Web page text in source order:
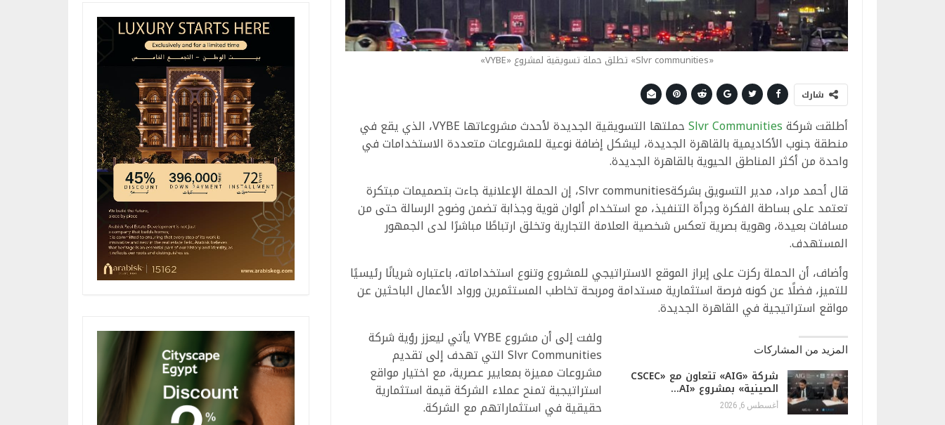
«Slvr communities» تطلق حملة تسويقية لمشروع «VYBE»
شارك
أطلقت شركة
حملتها التسويقية الجديدة لأحدث مشروعاتها VYBE، الذي يقع في
منطقة جنوب الأكاديمية بالقاهرة الجديدة، ليشكل إضافة نوعية للمشروعات متعددة الاستخدامات في
واحدة من أكثر المناطق الحيوية بالقاهرة الجديدة.
قال أحمد مراد، مدير التسويق بشركةSlvr communities، إن الحملة الإعلانية جاءت بتصميمات مبتكرة
تعتمد على بساطة الفكرة وجرأة التنفيذ، مع استخدام ألوان قوية وجذابة تضمن وضوح الرسالة حتى من
مسافات بعيدة، وهوية بصرية تعكس شخصية العلامة التجارية وتخلق ارتباطًا مباشرًا لدى الجمهور
المستهدف.
وأضاف، أن الحملة ركزت على إبراز الموقع الاستراتيجي للمشروع وتنوع استخداماته، باعتباره شريانًا رئيسيًا
للتميز، فضلًا عن كونه فرصة استثمارية مستدامة ومربحة تخاطب المستثمرين ورواد الأعمال الباحثين عن
مواقع استراتيجية في القاهرة الجديدة.
المزيد من المشاركات
شركة «AIG» تتعاون مع «CSCEC
الصينية» بمشروع «AI…
أغسطس 6, 2026
ولفت إلى أن مشروع VYBE يأتي ليعزز رؤية شركة
Slvr Communities التي تهدف إلى تقديم
مشروعات مميزة بمعايير عصرية، مع اختيار مواقع
استراتيجية تمنح عملاء الشركة قيمة استثمارية
حقيقية في استثماراتهم مع الشركة.